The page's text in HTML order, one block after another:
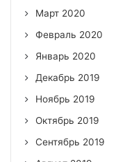
Март 2020
Февраль 2020
Январь 2020
Декабрь 2019
Ноябрь 2019
Октябрь 2019
Сентябрь 2019